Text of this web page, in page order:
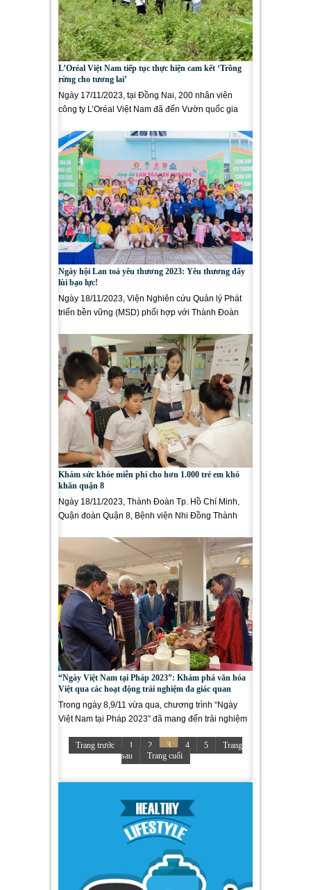
L’Oréal Việt Nam tiếp tục thực hiện cam kết ‘Trồng
rừng cho tương lai’
Ngày 17/11/2023, tại Đồng Nai, 200 nhân viên
công ty L’Oréal Việt Nam đã đến Vườn quốc gia
Ngày hội Lan toả yêu thương 2023: Yêu thương đẩy
lùi bạo lực!
Ngày 18/11/2023, Viện Nghiên cứu Quản lý Phát
triển bền vững (MSD) phối hợp với Thành Đoàn
Khám sức khỏe miễn phí cho hơn 1.000 trẻ em khó
khăn quận 8
Ngày 18/11/2023, Thành Đoàn Tp. Hồ Chí Minh,
Quận đoàn Quận 8, Bệnh viện Nhi Đồng Thành
“Ngày Việt Nam tại Pháp 2023”: Khám phá văn hóa
Việt qua các hoạt động trải nghiệm đa giác quan
Trong ngày 8,9/11 vừa qua, chương trình “Ngày
Việt Nam tại Pháp 2023” đã mang đến trải nghiệm
Trang trước
1 2 3 4 5
Trang
sau
Trang cuối